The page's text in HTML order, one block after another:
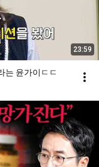
23:59
는 윤가이ㄷㄷ